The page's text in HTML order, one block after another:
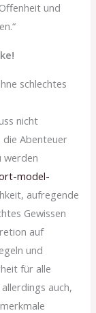
und
schlechtes
nicht
die Abenteuer
werden
model-
aufregende
Gewissen
auf
und
für alle
auch,